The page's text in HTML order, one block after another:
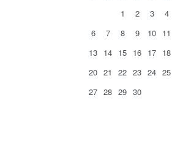
1
2 3 4
6
7 8 9 10 11
13 14 15 16 17 18
20 21 22 23 24 25
27 28 29 30